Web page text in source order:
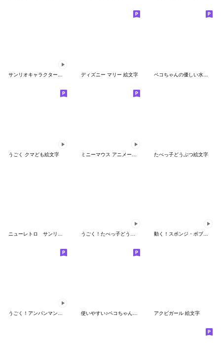
サンリオキャラクターズ 平成レトロ絵文字 ディズニー マリー 絵文字 ペコちゃんの優しい水彩絵文字
うごく クマども絵文字 たべっ子どうぶつ絵文字
動く！スポンジ・ボブ絵文字
うごく！アンパンマンとなかまたち 絵文字 使いやすい♪ペコちゃん絵文字 アクビガール 絵文字